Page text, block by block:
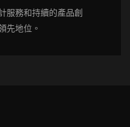
服務和持續的產品創
先地位。